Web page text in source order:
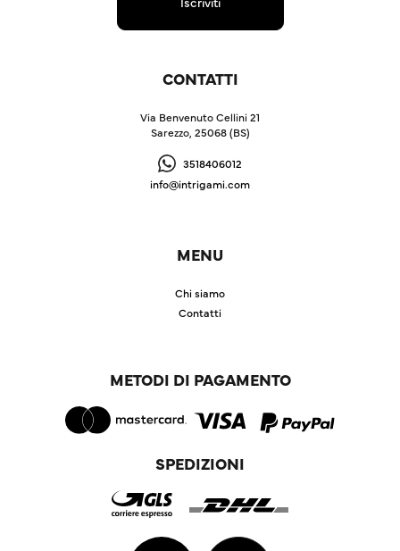
CONTATTI
Via Benvenuto Cellini 21
Sarezzo, 25068 (BS)
3518406012
info@intrigami.com
MENU
Chi siamo
Contatti
METODI DI PAGAMENTO
SPEDIZIONI